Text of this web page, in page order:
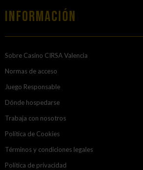
Información
Sobre Casino CIRSA Valencia
Normas de acceso
Juego Responsable
Dónde hospedarse
Trabaja con nosotros
Política de Cookies
Términos y condiciones legales
Política de privacidad